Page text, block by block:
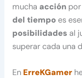
mucha acción por
del tiempo es
posibilidades al
superar cada una
En ErreKGamer